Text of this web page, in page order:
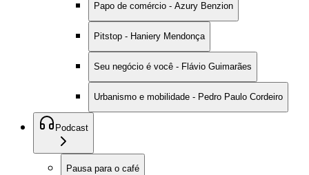
Papo de comércio - Azury Benzion
Pitstop - Haniery Mendonça
Seu negócio é você - Flávio Guimarães
Urbanismo e mobilidade - Pedro Paulo Cordeiro
Podcast
Pausa para o café